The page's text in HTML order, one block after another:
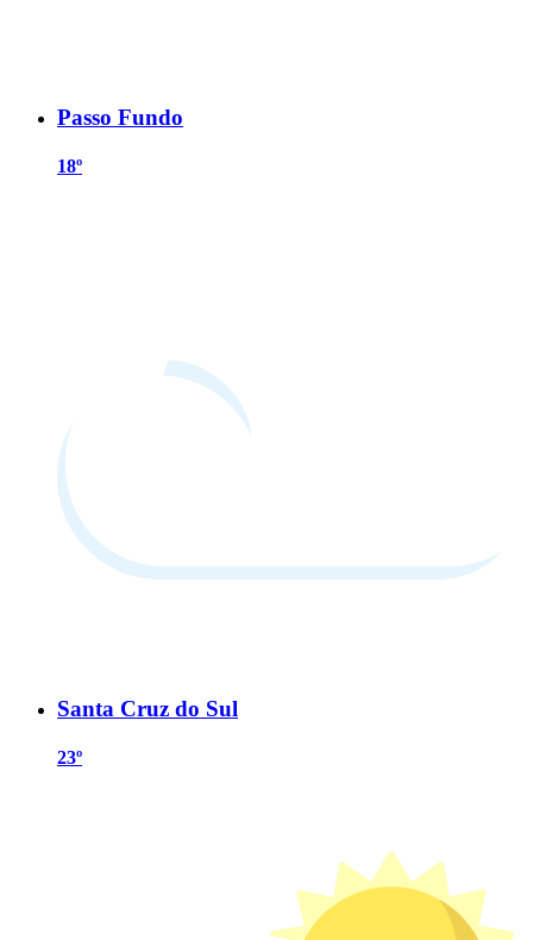
Passo Fundo
18º
Santa Cruz do Sul
23º